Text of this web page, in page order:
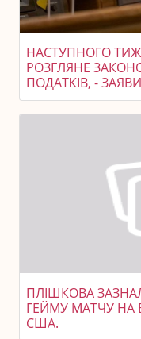
НАСТУПНОГО
РОЗГЛЯНЕ
ПОДАТКІВ, -
ПЛІШКОВА
ГЕЙМУ МАТЧУ НА
США.